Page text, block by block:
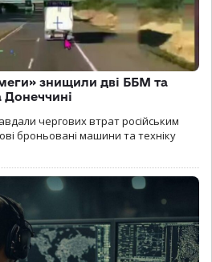
знищили дві ББМ та
Донеччині
чергових втрат російським
броньовані машини та техніку